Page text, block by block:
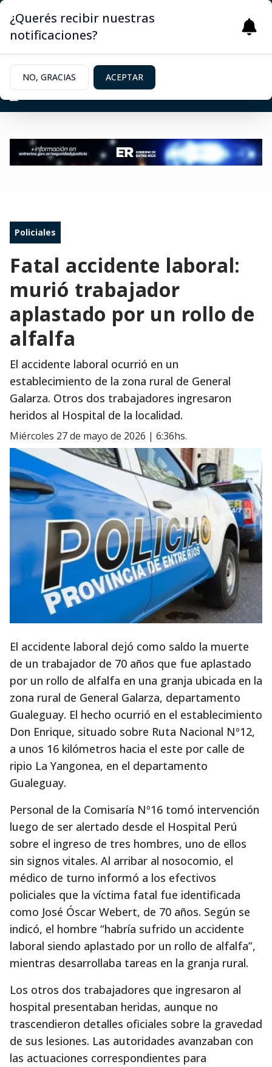
Policiales
Fatal accidente laboral:
murió trabajador
aplastado por un rollo de
alfalfa
El accidente laboral ocurrió en un
establecimiento de la zona rural de General
Galarza. Otros dos trabajadores ingresaron
heridos al Hospital de la localidad.
miércoles 27 de mayo de 2026 | 6:36hs.
El accidente laboral dejó como saldo la muerte
de un trabajador de 70 años que fue aplastado
por un rollo de alfalfa en una granja ubicada en la
zona rural de General Galarza, departamento
Gualeguay. El hecho ocurrió en el establecimiento
Don Enrique, situado sobre Ruta Nacional Nº12,
a unos 16 kilómetros hacia el este por calle de
ripio La Yangonea, en el departamento
Gualeguay.
Personal de la Comisaría Nº16 tomó intervención
luego de ser alertado desde el Hospital Perú
sobre el ingreso de tres hombres, uno de ellos
sin signos vitales. Al arribar al nosocomio, el
médico de turno informó a los efectivos
policiales que la víctima fatal fue identificada
como José Óscar Webert, de 70 años. Según se
indicó, el hombre “habría sufrido un accidente
laboral siendo aplastado por un rollo de alfalfa”,
mientras desarrollaba tareas en la granja rural.
Los otros dos trabajadores que ingresaron al
hospital presentaban heridas, aunque no
trascendieron detalles oficiales sobre la gravedad
de sus lesiones. Las autoridades avanzaban con
las actuaciones correspondientes para
¿Querés recibir nuestras
notificaciones?
NO, GRACIAS ACEPTAR